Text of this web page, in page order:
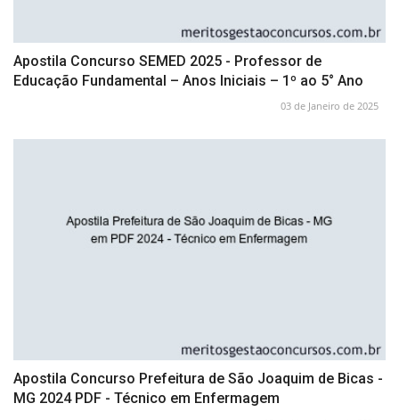
Apostila Concurso SEMED 2025 - Professor de
Educação Fundamental – Anos Iniciais – 1º ao 5° Ano
03 de Janeiro de 2025
Apostila Concurso Prefeitura de São Joaquim de Bicas -
MG 2024 PDF - Técnico em Enfermagem